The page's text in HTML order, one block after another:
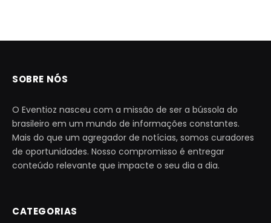
SOBRE NÓS
O Eventioz nasceu com a missão de ser a bússola do
brasileiro em um mundo de informações constantes.
Mais do que um agregador de notícias, somos curadores
de oportunidades. Nosso compromisso é entregar
conteúdo relevante que impacte o seu dia a dia.
CATEGORIAS